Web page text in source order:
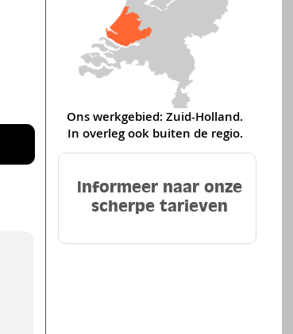
Informeer naar onze
scherpe tarieven
Ons werkgebied: Zuid-Holland.
In overleg ook buiten de regio.